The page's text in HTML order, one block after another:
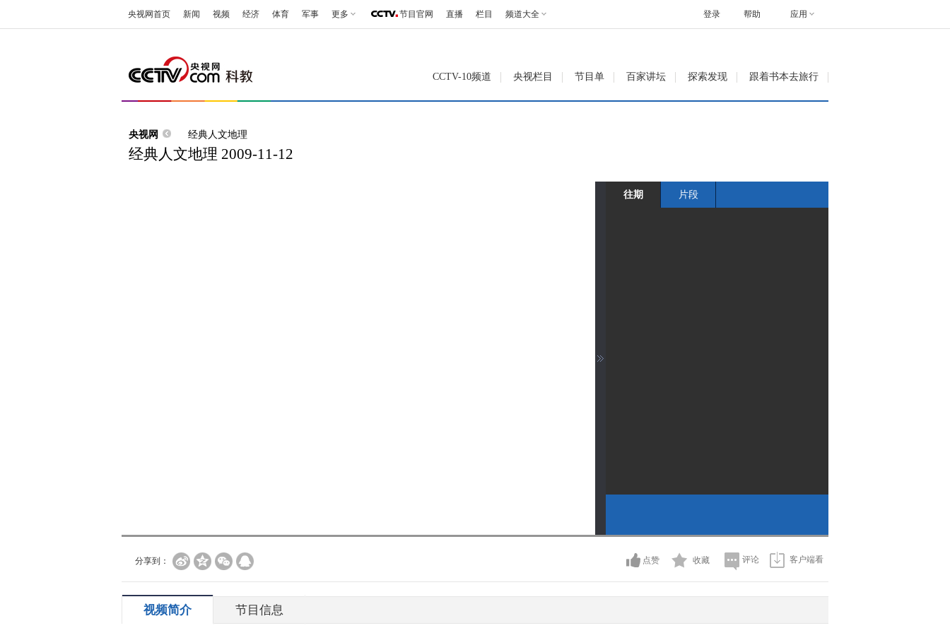
央视网首页 新闻 视频 经济 体育 军事 更多 节目官网 直播 栏目 频道大全 帮助 应用
登录
CCTV-10频道 央视栏目 节目单 百家讲坛 探索发现 跟着书本去旅行
央视网 经典人文地理
经典人文地理 2009-11-12
往期 片段
分享到： 点赞 收藏 评论 客户端看
视频简介 节目信息